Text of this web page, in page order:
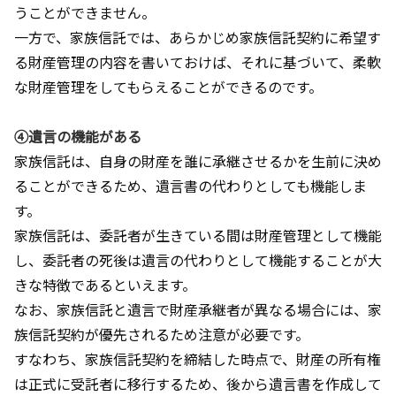
うことができません。
一方で、家族信託では、あらかじめ家族信託契約に希望す
る財産管理の内容を書いておけば、それに基づいて、柔軟
な財産管理をしてもらえることができるのです。
④遺言の機能がある
家族信託は、自身の財産を誰に承継させるかを生前に決め
ることができるため、遺言書の代わりとしても機能しま
す。
家族信託は、委託者が生きている間は財産管理として機能
し、委託者の死後は遺言の代わりとして機能することが大
きな特徴であるといえます。
なお、家族信託と遺言で財産承継者が異なる場合には、家
族信託契約が優先されるため注意が必要です。
すなわち、家族信託契約を締結した時点で、財産の所有権
は正式に受託者に移行するため、後から遺言書を作成して